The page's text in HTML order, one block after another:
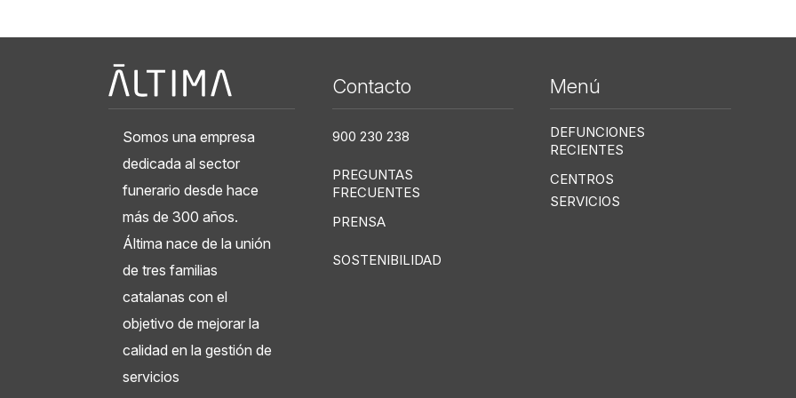
Somos una empresa
dedicada al sector
funerario desde hace
más de 300 años.
Áltima nace de la unión
de tres familias
catalanas con el
objetivo de mejorar la
calidad en la gestión de
servicios
Contacto
900 230 238
PREGUNTAS
FRECUENTES
PRENSA
SOSTENIBILIDAD
Menú
DEFUNCIONES
RECIENTES
CENTROS
SERVICIOS